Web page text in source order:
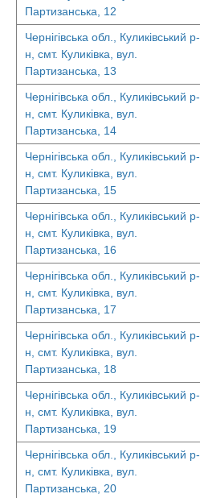
Партизанська, 12
Чернігівська обл., Куликівський р-
н, смт. Куликівка, вул.
Партизанська, 13
Чернігівська обл., Куликівський р-
н, смт. Куликівка, вул.
Партизанська, 14
Чернігівська обл., Куликівський р-
н, смт. Куликівка, вул.
Партизанська, 15
Чернігівська обл., Куликівський р-
н, смт. Куликівка, вул.
Партизанська, 16
Чернігівська обл., Куликівський р-
н, смт. Куликівка, вул.
Партизанська, 17
Чернігівська обл., Куликівський р-
н, смт. Куликівка, вул.
Партизанська, 18
Чернігівська обл., Куликівський р-
н, смт. Куликівка, вул.
Партизанська, 19
Чернігівська обл., Куликівський р-
н, смт. Куликівка, вул.
Партизанська, 20